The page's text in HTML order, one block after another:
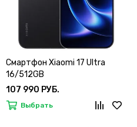
Смартфон Xiaomi 17 Ultra
16/512GB
107 990 РУБ.
Выбрать